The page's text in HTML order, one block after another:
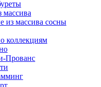
массива
из массива сосны
коллекциям
Прованс